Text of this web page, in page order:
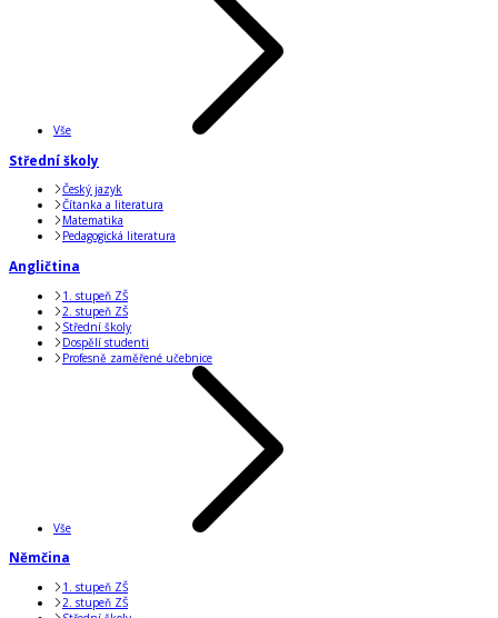
Vše
Střední školy
Český jazyk
Čítanka a literatura
Matematika
Pedagogická literatura
Angličtina
1. stupeň ZŠ
2. stupeň ZŠ
Střední školy
Dospělí studenti
Profesně zaměřené učebnice
Vše
Němčina
1. stupeň ZŠ
2. stupeň ZŠ